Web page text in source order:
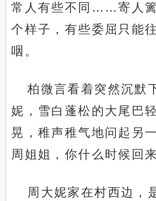
常人有些不同……寄人
个样子，有些委屈只能
咽。
柏微言看着突然沉默
妮，雪白蓬松的大尾巴
晃，稚声稚气地问起另
周姐姐，你什么时候回
周大妮家在村西边，